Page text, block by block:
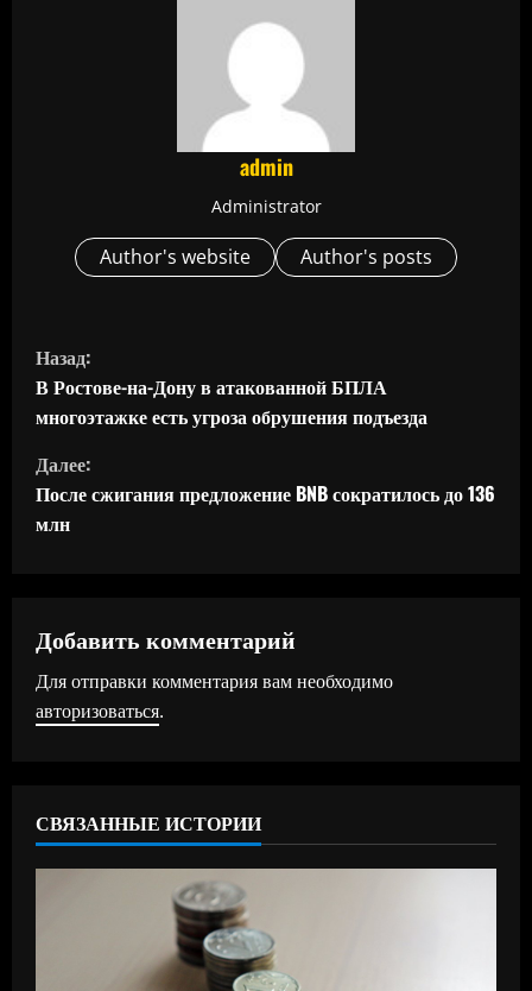
admin
Administrator
Author's website Author's posts
П
р
о
д
о
ж
и
ч
Назад:
В Ростове-на-Дону в атакованной БПЛА
многоэтажке есть угроза обрушения подъезда
Далее:
После сжигания предложение BNB сократилось до 136
млн
Добавить комментарий
Для отправки комментария вам необходимо
авторизоваться.
СВЯЗАННЫЕ ИСТОРИИ